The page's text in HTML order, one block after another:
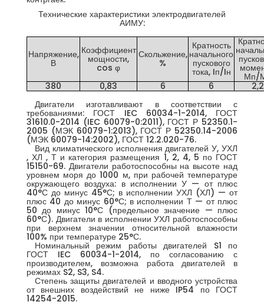
Технические характеристики электродвигателей
АИМУ:
Напряжение,
В
Коэффициент
мощности,
cos φ
Скольжение,
%
Кратность
начального
пускового
тока, Iп/Iн
Мп/
380
0,83 6 6
2,2
Двигатели изготавливают в соответствии с
требованиями: ГОСТ IEC 60034-1-2014, ГОСТ
31610.0-2014 (IEC 60079-0:2011), ГОСТ Р 52350.1-
2005 (МЭК 60079-1:2013), ГОСТ Р 52350.14-2006
(МЭК 60079-14:2002), ГОСТ 12.2.020-76.
Вид климатического исполнения двигателей У, УХЛ
, ХЛ , Т и категория размещения 1, 2, 4, 5 по ГОСТ
15150-69. Двигатели работоспособны на высоте над
уровнем моря до 1000 м, при рабочей температуре
окружающего воздуха: в исполнении У — от плюс
40°С до минус 45°С; в исполнении УХЛ (ХЛ) — от
плюс 40 до минус 60°С; в исполнении Т — от плюс
50 до минус 10°С (предельное значение — плюс
60°С). Двигатели в исполнении УХЛ работоспособны
при верхнем значении относительной влажности
100% при температуре 25°С.
Номинальный режим работы двигателей S1 по
ГОСТ IEC 60034-1-2014, по согласованию с
производителем, возможна работа двигателей в
режимах S2, S3, S4.
Степень защиты двигателей и вводного устройства
от внешних воздействий не ниже IP54 по ГОСТ
14254-2015.